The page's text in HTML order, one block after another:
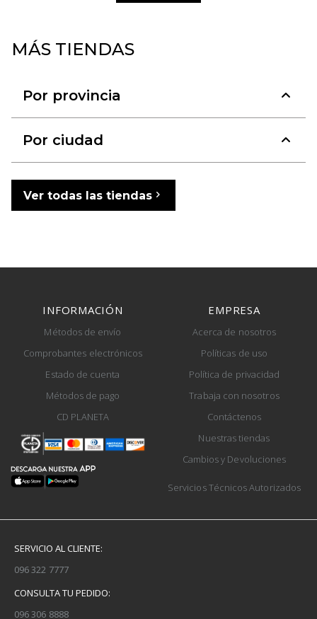
MÁS TIENDAS
Por provincia
Por ciudad
Ver todas las tiendas
INFORMACIÓN
Métodos de envío
Comprobantes electrónicos
Estado de cuenta
Métodos de pago
CD PLANETA
EMPRESA
Acerca de nosotros
Políticas de uso
Política de privacidad
Trabaja con nosotros
Contáctenos
Nuestras tiendas
Cambios y Devoluciones
Servicios Técnicos Autorizados
SERVICIO AL CLIENTE:
096 322 7777
CONSULTA TU PEDIDO:
096 306 8888